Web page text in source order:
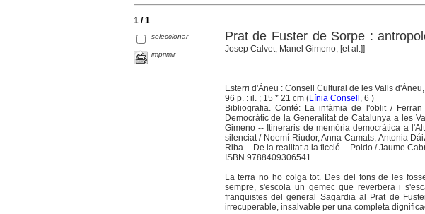
1 / 1
seleccionar
imprimir
Prat de Fuster de Sorpe :
Josep Calvet, Manel Gimeno, [et al.]]
Esterri d'Àneu : Consell Cultural de les Valls
96 p. : il. ; 15 * 21 cm (Línia Consell, 6 )
Bibliografia. Conté: La infàmia de l'oblit /
Democràtic de la Generalitat de Catalunya a les
Gimeno -- Itineraris de memòria democràtica a
silenciat / Noemí Riudor, Anna Camats, Antonia
Riba -- De la realitat a la ficció -- Poldo / Jaume
ISBN 9788409306541
La terra no ho colga tot. Des del fons de les
sempre, s'escola un gemec que reverbera i
franquistes del general Sagardia al Prat de
irrecuperable, insalvable per una completa